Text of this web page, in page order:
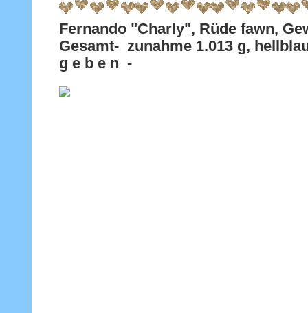
Fernando "Charly", Rüde fawn,
Gesamt- zunahme 1.013 g,
g e b e n -